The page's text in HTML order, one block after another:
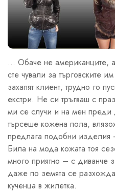
… Обаче не американците,
сте чували за търговските
захапят клиент, трудно го
екстри. Не си тръгваш с
ми се случи и на мен преди
търсеше кожена пола,
предлага подобни изделия
Била на мода кожата тоя
много приятно – с диванче
даже по земята се
кученца в жилетка.